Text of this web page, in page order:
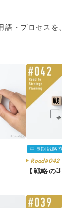
語・プロセス
中長期戦略
Road#042
【戦略の